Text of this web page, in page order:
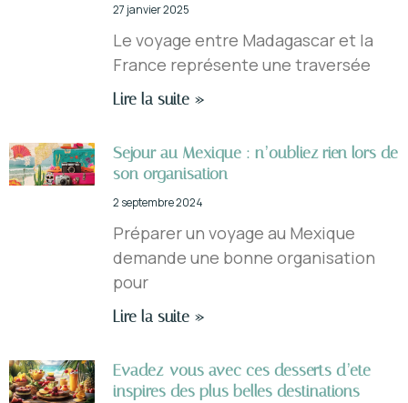
27 janvier 2025
Le voyage entre Madagascar et la
France représente une traversée
Lire la suite »
Sejour au Mexique : n’oubliez rien lors de
son organisation
2 septembre 2024
Préparer un voyage au Mexique
demande une bonne organisation
pour
Lire la suite »
Evadez-vous avec ces desserts d’ete
inspires des plus belles destinations